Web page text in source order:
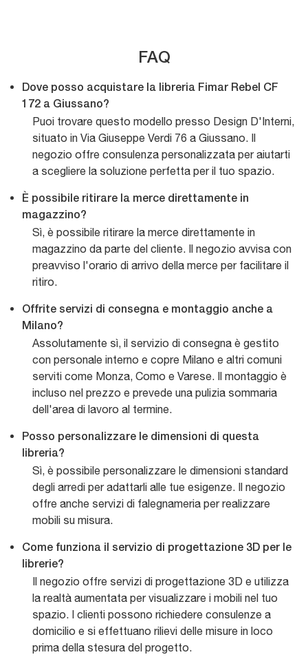
FAQ
Dove posso acquistare la libreria Fimar Rebel CF
172 a Giussano?
Puoi trovare questo modello presso Design D'Interni,
situato in Via Giuseppe Verdi 76 a Giussano. Il
negozio offre consulenza personalizzata per aiutarti
a scegliere la soluzione perfetta per il tuo spazio.
È possibile ritirare la merce direttamente in
magazzino?
Sì, è possibile ritirare la merce direttamente in
magazzino da parte del cliente. Il negozio avvisa con
preavviso l'orario di arrivo della merce per facilitare il
ritiro.
Offrite servizi di consegna e montaggio anche a
Milano?
Assolutamente sì, il servizio di consegna è gestito
con personale interno e copre Milano e altri comuni
serviti come Monza, Como e Varese. Il montaggio è
incluso nel prezzo e prevede una pulizia sommaria
dell'area di lavoro al termine.
Posso personalizzare le dimensioni di questa
libreria?
Sì, è possibile personalizzare le dimensioni standard
degli arredi per adattarli alle tue esigenze. Il negozio
offre anche servizi di falegnameria per realizzare
mobili su misura.
Come funziona il servizio di progettazione 3D per le
librerie?
Il negozio offre servizi di progettazione 3D e utilizza
la realtà aumentata per visualizzare i mobili nel tuo
spazio. I clienti possono richiedere consulenze a
domicilio e si effettuano rilievi delle misure in loco
prima della stesura del progetto.